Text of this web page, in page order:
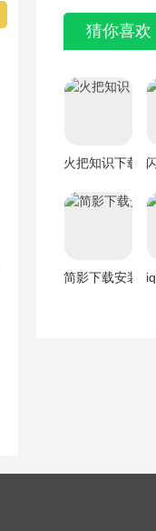
猜你喜欢
火把知识下载
简影下载安装